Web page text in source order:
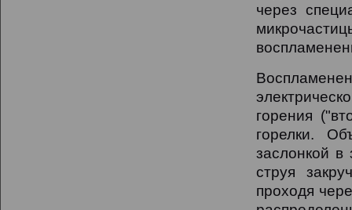
через
горения
горелки.
заслонкой в
струя
проходя